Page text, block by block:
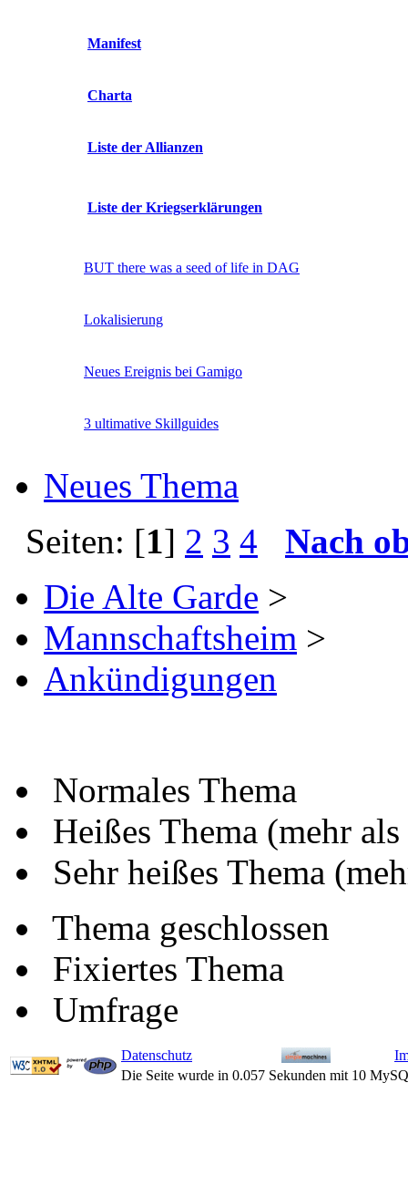
Manifest
Charta
Liste der Allianzen
Liste der Kriegserklärungen
BUT there was a seed of life in DAG
Lokalisierung
Neues Ereignis bei Gamigo
3 ultimative Skillguides
Neues Thema
Seiten: [1] 2 3 4
Nach
Die Alte Garde >
Mannschaftsheim >
Ankündigungen
Normales Thema
Heißes Thema (mehr
Sehr heißes Thema
Thema geschlossen
Fixiertes Thema
Umfrage
Datenschutz
Die Seite wurde in 0.057 Sekunden mit 10